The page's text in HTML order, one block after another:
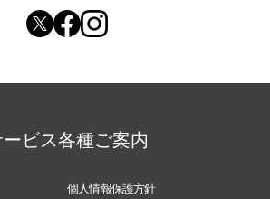
ビス各種ご案内
個人情報保護方針